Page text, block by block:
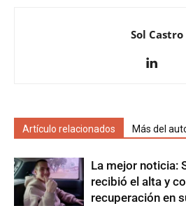
Sol Castro
Artículo relacionados Más del
La mejor noticia:
recibió el alta y
recuperación en